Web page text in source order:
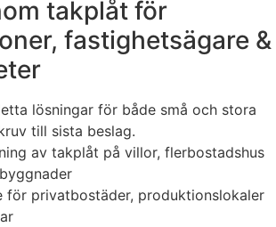
takplåt för
fastighetsägare &
lösningar för både små och stora
till sista beslag.
av takplåt på villor, flerbostadshus
för privatbostäder, produktionslokaler